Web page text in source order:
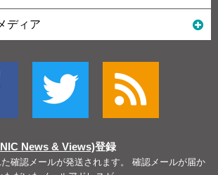
ディア
News & Views)登録
確認メールが発送されます。 確認メールが届か